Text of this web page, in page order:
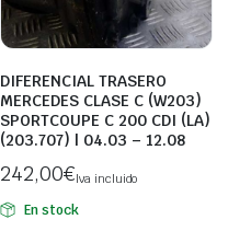
DIFERENCIAL TRASERO
MERCEDES CLASE C (W203)
SPORTCOUPE C 200 CDI (LA)
(203.707) | 04.03 – 12.08
242,00€Iva incluido
En stock